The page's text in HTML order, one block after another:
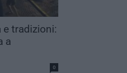
e tradizioni:
a
0